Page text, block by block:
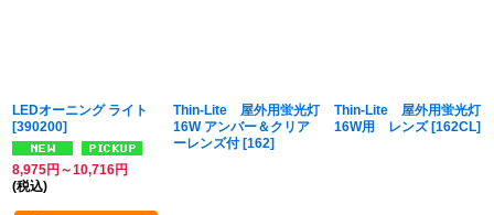
LEDオーニング ライト
[390200]
8,975円 ～10,716円
(税込)
Thin-Lite 屋外用蛍光灯
16W アンバー＆クリア
ーレンズ付 [162]
Thin-Lite 屋外用蛍光灯
16W用 レンズ [162CL]